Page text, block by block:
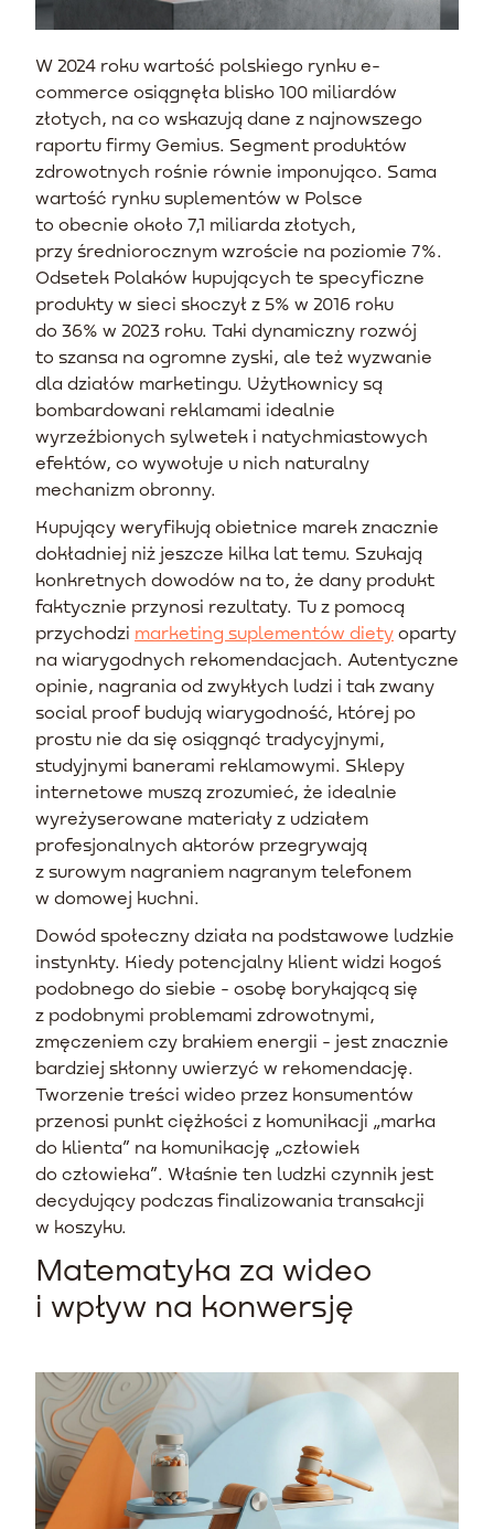
W 2024 roku wartość polskiego rynku e-
commerce osiągnęła blisko 100 miliardów
złotych, na co wskazują dane z najnowszego
raportu firmy Gemius. Segment produktów
zdrowotnych rośnie równie imponująco. Sama
wartość rynku suplementów w Polsce
to obecnie około 7,1 miliarda złotych,
przy średniorocznym wzroście na poziomie 7%.
Odsetek Polaków kupujących te specyficzne
produkty w sieci skoczył z 5% w 2016 roku
do 36% w 2023 roku. Taki dynamiczny rozwój
to szansa na ogromne zyski, ale też wyzwanie
dla działów marketingu. Użytkownicy są
bombardowani reklamami idealnie
wyrzeźbionych sylwetek i natychmiastowych
efektów, co wywołuje u nich naturalny
mechanizm obronny.
Kupujący weryfikują obietnice marek znacznie
dokładniej niż jeszcze kilka lat temu. Szukają
konkretnych dowodów na to, że dany produkt
faktycznie przynosi rezultaty. Tu z pomocą
przychodzi marketing suplementów diety oparty
na wiarygodnych rekomendacjach. Autentyczne
opinie, nagrania od zwykłych ludzi i tak zwany
social proof budują wiarygodność, której po
prostu nie da się osiągnąć tradycyjnymi,
studyjnymi banerami reklamowymi. Sklepy
internetowe muszą zrozumieć, że idealnie
wyreżyserowane materiały z udziałem
profesjonalnych aktorów przegrywają
z surowym nagraniem nagranym telefonem
w domowej kuchni.
Dowód społeczny działa na podstawowe ludzkie
instynkty. Kiedy potencjalny klient widzi kogoś
podobnego do siebie - osobę borykającą się
z podobnymi problemami zdrowotnymi,
zmęczeniem czy brakiem energii - jest znacznie
bardziej skłonny uwierzyć w rekomendację.
Tworzenie treści wideo przez konsumentów
przenosi punkt ciężkości z komunikacji „marka
do klienta” na komunikację „człowiek
do człowieka”. Właśnie ten ludzki czynnik jest
decydujący podczas finalizowania transakcji
w koszyku.
Matematyka za wideo
i wpływ na konwersję